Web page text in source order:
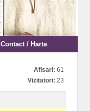
Contact / Harta
Afisari: 61
Vizitatori: 23